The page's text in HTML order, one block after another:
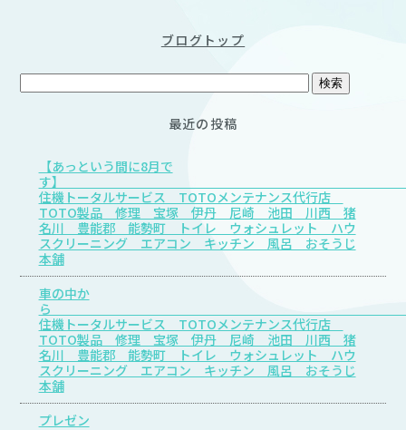
ブログトップ
最近の投稿
【あっという間に8月で
す
住機トータルサービス TOTOメンテナンス代行店
TOTO製品 修理 宝塚 伊丹 尼崎 池田 川西 猪
名川 豊能郡 能勢町 トイレ ウォシュレット ハウ
スクリーニング エアコン キッチン 風呂 おそうじ
本舗
車の中か
住機トータルサービス TOTOメンテナンス代行店
TOTO製品 修理 宝塚 伊丹 尼崎 池田 川西 猪
名川 豊能郡 能勢町 トイレ ウォシュレット ハウ
スクリーニング エアコン キッチン 風呂 おそうじ
本舗
プレゼン